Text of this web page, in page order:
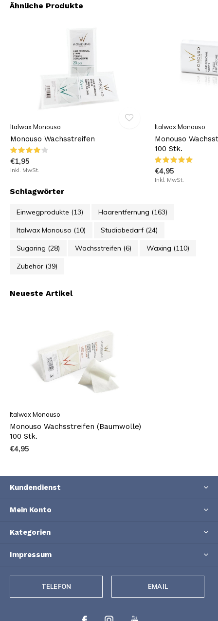
Ähnliche Produkte
Italwax Monouso
Monouso Wachsstreifen
€1,95
Inkl. MwSt.
Italwax Monouso
Monouso
100 Stk.
€4,95
Inkl. MwSt.
Schlagwörter
Einwegprodukte (13) Haarentfernung (163)
Italwax Monouso (10) Studiobedarf (24)
Sugaring (28) Wachsstreifen (6) Waxing (110)
Zubehör (39)
Neueste Artikel
Italwax Monouso
Monouso Wachsstreifen (Baumwolle)
100 Stk.
€4,95
Kundendienst
Mein Konto
Kategorien
Impressum
TELEFON EMAIL